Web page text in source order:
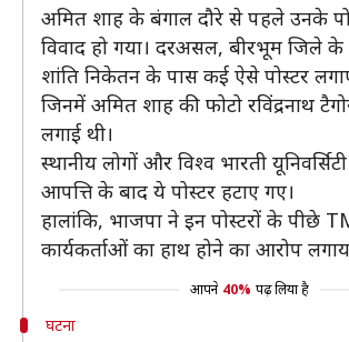
अमित शाह के बंगाल दौरे से पहले उनके
विवाद हो गया। दरअसल, बीरभूम जिले
शांति निकेतन के पास कई ऐसे पोस्टर
जिनमें अमित शाह की फोटो रविंद्रनाथ
लगाई थी।
स्थानीय लोगों और विश्व भारती
आपत्ति के बाद ये पोस्टर हटाए गए।
हालांकि, भाजपा ने इन पोस्टरों के पीछे
कार्यकर्ताओं का हाथ होने का आरोप
आपने 40% पढ़ लिया है
घटना